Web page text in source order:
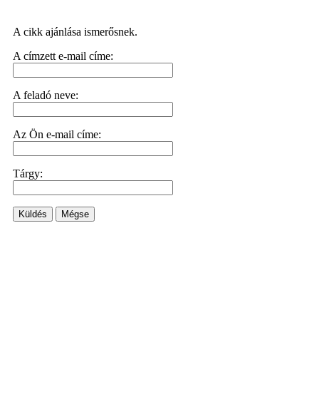
A cikk ajánlása ismerősnek.
A címzett e-mail címe:
A feladó neve:
Az Ön e-mail címe:
Tárgy:
Küldés Mégse